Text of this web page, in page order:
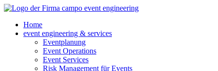
Home
event engineering & services
Eventplanung
Event Operations
Event Services
Risk Management für Events